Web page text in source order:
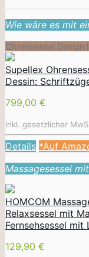
Wie wäre es mit
Ohrensessel
Supellex
Dessin:
799,00 €
inkl. gesetzlicher
Details *Auf
Massagesessel
HOMCOM
Relaxsessel mit
Fernsehsessel
129,90 €